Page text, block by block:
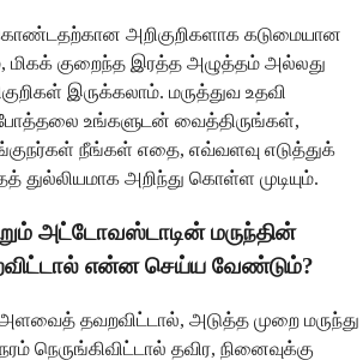
அறிகுறிகளாக கடுமையான
மிகக் குறைந்த இரத்த அழுத்தம் அல்லது
இருக்கலாம். மருத்துவ உதவி
போத்தலை உங்களுடன் வைத்திருங்கள்,
நீங்கள் எதை, எவ்வளவு எடுத்துக்
அறிந்து கொள்ள முடியும்.
அட்டோவஸ்டாடின் மருந்தின்
என்ன செய்ய வேண்டும்?
தவறவிட்டால், அடுத்த முறை மருந்து
நெருங்கிவிட்டால் தவிர, நினைவுக்கு